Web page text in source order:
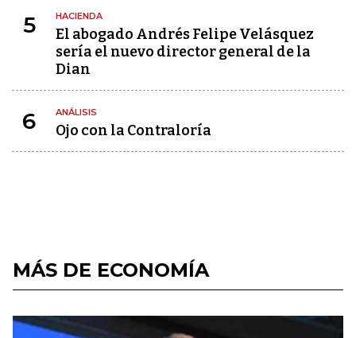
5 HACIENDA
El abogado Andrés Felipe Velásquez
sería el nuevo director general de la
Dian
6 ANÁLISIS
Ojo con la Contraloría
MÁS DE ECONOMÍA